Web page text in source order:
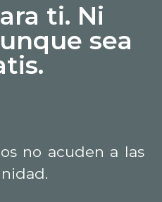
ti. Ni
sea
no acuden a las